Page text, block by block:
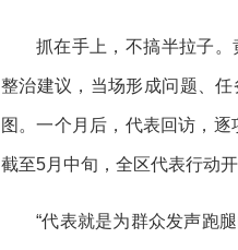
抓在手上，不搞半拉子
整治建议，当场形成问题、
图。一个月后，代表回访，
截至5月中旬，全区代表行动
“代表就是为群众发声跑